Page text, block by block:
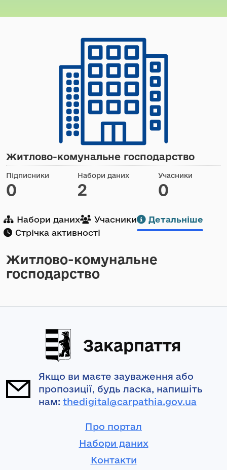
Житлово-комунальне господарство
Підписники
0
Набори даних
2
Учасники
0
Набори даних Учасники
Детальніше
Стрічка активності
Житлово-комунальне
господарство
Закарпаття
Якщо ви маєте зауваження або
пропозиції, будь ласка, напишіть
нам: thedigital@carpathia.gov.ua
Про портал
Набори даних
Контакти